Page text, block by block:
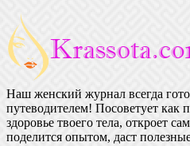
Наш женский журнал всегда
путеводителем! Посоветует как
здоровье твоего тела, откроет
поделится опытом, даст